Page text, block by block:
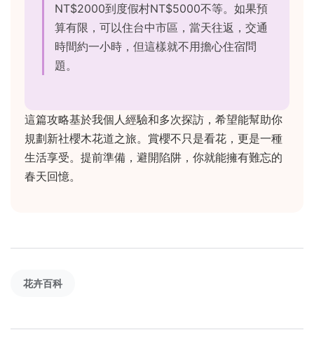
NT$2000到度假村NT$5000不等。如果預
算有限，可以住台中市區，當天往返，交通
時間約一小時，但這樣就不用擔心住宿問
題。
這篇攻略基於我個人經驗和多次探訪，希望能幫助你
規劃新社櫻木花道之旅。賞櫻不只是看花，更是一種
生活享受。提前準備，避開陷阱，你就能擁有難忘的
春天回憶。
花卉百科